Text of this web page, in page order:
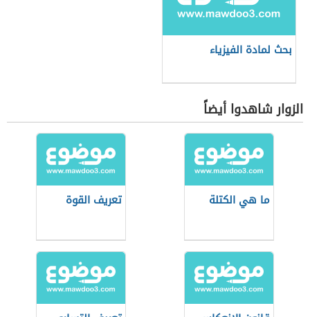
بحث لمادة الفيزياء
الزوار شاهدوا أيضاً
ما هي الكتلة تعريف القوة